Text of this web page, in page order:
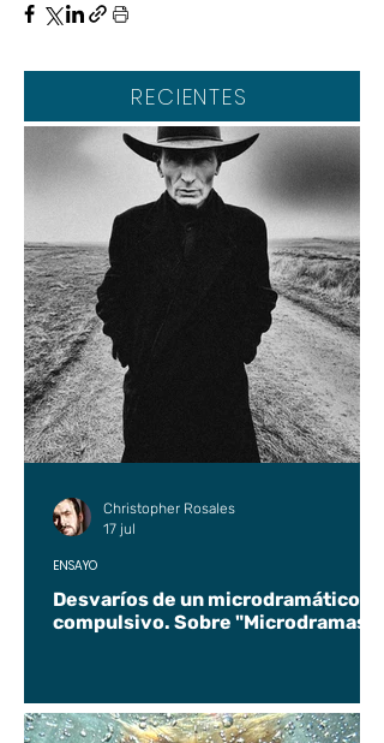
RECIENTES
Desvaríos de un microdramático
compulsivo. Sobre "Microdramas".
ENSAYO
Christopher Rosales
17 jul